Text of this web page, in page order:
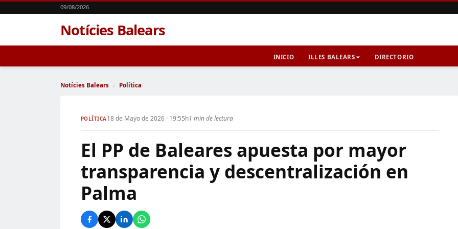
09/08/2026
Notícies Balears
INICIO ILLES BALEARS DIRECTORIO
Notícies Balears › Política
POLÍTICA18 de Mayo de 2026 · 19:55h1 min de lectura
El PP de Baleares apuesta por mayor
transparencia y descentralización en
Palma